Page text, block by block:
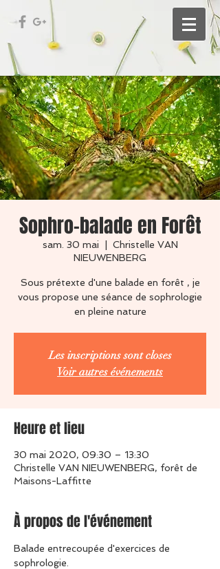
Sophro-balade en Forêt
sam. 30 mai
Christelle VAN
NIEUWENBERG
Sous prétexte d'une balade en forêt , je
vous propose une séance de sophrologie
en pleine nature
Les inscriptions sont closes
Voir autres événements
Heure et lieu
30 mai 2020, 09:30 – 13:30
Christelle VAN NIEUWENBERG, forêt de
Maisons-Laffitte
À propos de l'événement
Balade entrecoupée d'exercices de
sophrologie.